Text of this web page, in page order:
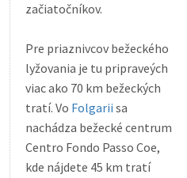
začiatočníkov.
Pre priaznivcov bežeckého
lyžovania je tu pripraveých
viac ako 70 km bežeckých
tratí. Vo Folgarii sa
nachádza bežecké centrum
Centro Fondo Passo Coe,
kde nájdete 45 km tratí